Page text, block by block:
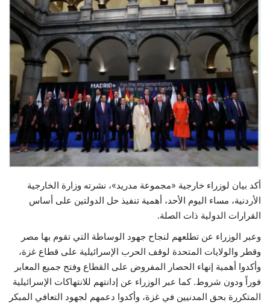
علوم وتكنولوجيا
رياضة
فيديو
حياة
أكد بيان لوزراء خارجية «مجموعة مدريد»، نشرته وزارة الخارجية
الأردنية، مساء اليوم الأحد، أهمية تنفيذ حل الدولتين على أساس
القرارات الدولية ذات الصلة.
وعبر الوزراء عن تطلعهم لنجاح جهود الوساطة التي تقوم بها مصر
وقطر والولايات المتحدة لوقف الحرب الإسرائيلية على قطاع غزة،
وأكدوا أهمية إنهاء الحصار المفروض على القطاع وفتح جميع المعابر
فوراً ودون شروط. كما عبر الوزراء عن إدانتهم للانتهاكات الإسرائيلية
المتكررة بحق المدنيين في غزة، وأكدوا دعمهم لجهود التعافي المبكر